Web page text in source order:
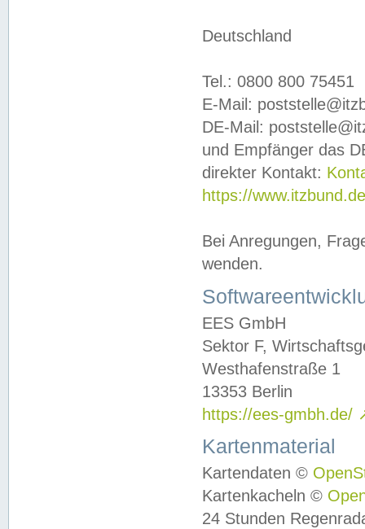
Deutschland
Tel.: 0800 800 75451
E-Mail:
DE-Mail:
und Empfänger das
direkter Kontakt:
https://
Bei Anregungen,
wenden.
EES GmbH
Sektor F,
Westhafenstraße 1
13353 Berlin
https://ees-gmbh.de/
Kartenmaterial
Kartendaten ©
Kartenkacheln ©
24 Stunden